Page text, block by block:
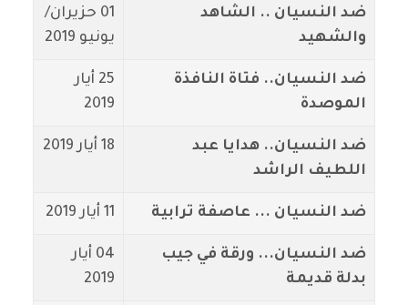
ضد النسيان .. الشاهد
والشهيد
01 حزيران/
يونيو 2019
ضد النسيان.. فتاة النافذة
الموصدة
25 أيار
2019
ضد النسيان.. هدايا عبد
اللطيف الراشد
18 أيار 2019
ضد النسيان ... عاصفة ترابية 11 أيار 2019
ضد النسيان... ورقة في جيب
بدلة قديمة
04 أيار
2019